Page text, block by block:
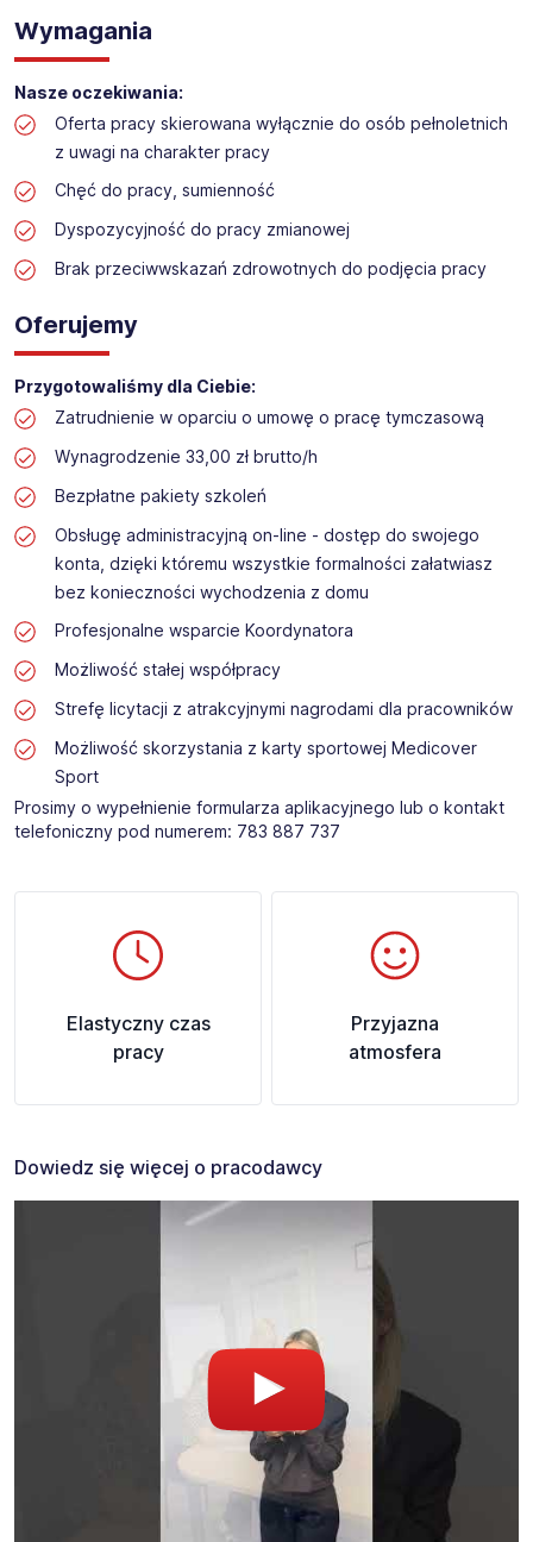
Wymagania
Nasze oczekiwania:
Oferta pracy skierowana wyłącznie do osób pełnoletnich
z uwagi na charakter pracy
Chęć do pracy, sumienność
Dyspozycyjność do pracy zmianowej
Brak przeciwwskazań zdrowotnych do podjęcia pracy
Oferujemy
Przygotowaliśmy dla Ciebie:
Zatrudnienie w oparciu o umowę o pracę tymczasową
Wynagrodzenie 33,00 zł brutto/h
Bezpłatne pakiety szkoleń
Obsługę administracyjną on-line - dostęp do swojego
konta, dzięki któremu wszystkie formalności załatwiasz
bez konieczności wychodzenia z domu
Profesjonalne wsparcie Koordynatora
Możliwość stałej współpracy
Strefę licytacji z atrakcyjnymi nagrodami dla pracowników
Możliwość skorzystania z karty sportowej Medicover
Sport
Prosimy o wypełnienie formularza aplikacyjnego lub o kontakt
telefoniczny pod numerem: 783 887 737
Elastyczny czas
pracy
Przyjazna
atmosfera
Dowiedz się więcej o pracodawcy